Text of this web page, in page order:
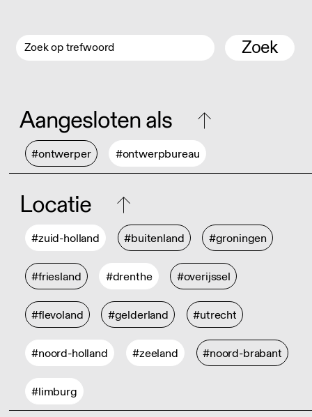
Zoek
Aangesloten als
#ontwerper #ontwerpbureau
Locatie
#zuid-holland #buitenland #groningen
#friesland #drenthe #overijssel
#flevoland #gelderland #utrecht
#noord-holland #zeeland #noord-brabant
#limburg